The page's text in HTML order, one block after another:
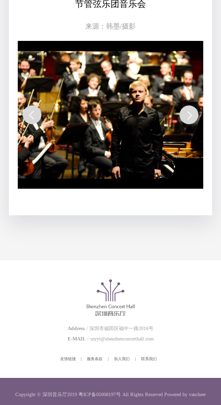
节管弦乐团音乐会
来源：韩墨/摄影
Address / 深圳市福田区福中一路2016号
E-MAIL / szyyt@shenzhenconcerthall.com
友情链接 服务条款 加入我们 联系我们
Copyright © 深圳音乐厅2019 粤ICP备05008197号 All Rights Reserved Powered by vancheer